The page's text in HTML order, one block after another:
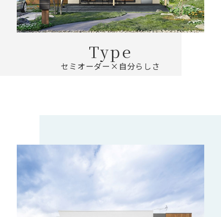
Type
セミオーダー×自分らしさ